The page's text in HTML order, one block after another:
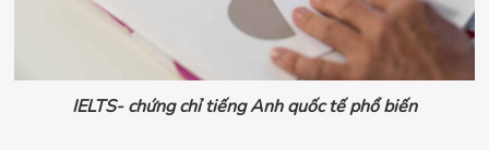
IELTS- chứng chỉ tiếng Anh quốc tế phổ biến